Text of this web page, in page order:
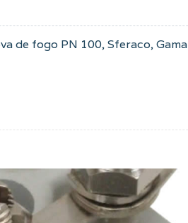
de fogo PN 100, Sferaco, Gama